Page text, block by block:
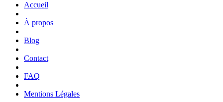
Accueil
À propos
Blog
Contact
FAQ
Mentions Légales